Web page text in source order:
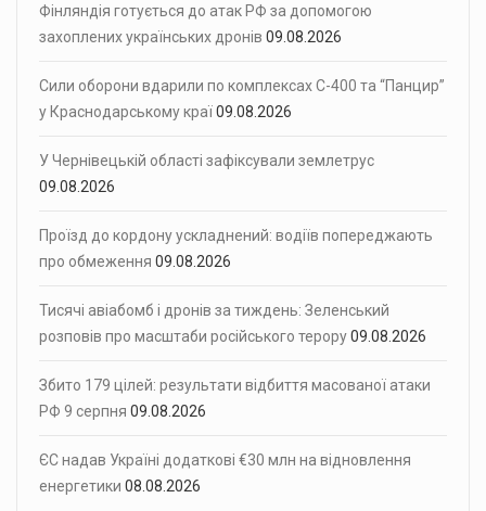
Фінляндія готується до атак РФ за допомогою
захоплених українських дронів 09.08.2026
Сили оборони вдарили по комплексах С-400 та “Панцир”
у Краснодарському краї09.08.2026
У Чернівецькій області зафіксували землетрус
09.08.2026
Проїзд до кордону ускладнений: водіїв попереджають
про обмеження 09.08.2026
Тисячі авіабомб і дронів за тиждень: Зеленський
розповів про масштаби російського терору09.08.2026
Збито 179 цілей: результати відбиття масованої атаки
РФ 9 серпня 09.08.2026
ЄС надав Україні додаткові €30 млн на відновлення
енергетики 08.08.2026